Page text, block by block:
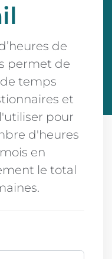
de
permet de
temps
et
pour
d'heures
en
le total